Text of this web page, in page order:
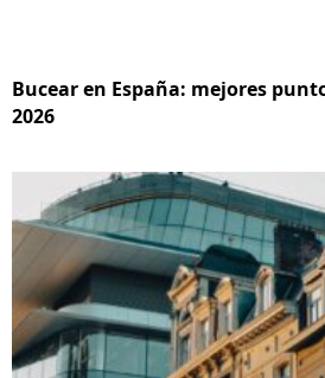
Bucear en España: mejores
2026